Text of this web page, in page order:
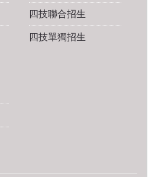
四技聯合招生
四技單獨招生